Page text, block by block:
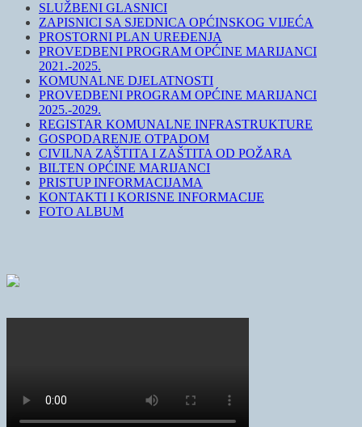
SLUŽBENI GLASNICI
ZAPISNICI SA SJEDNICA OPĆINSKOG VIJEĆA
PROSTORNI PLAN UREĐENJA
PROVEDBENI PROGRAM OPĆINE MARIJANCI
2021.-2025.
KOMUNALNE DJELATNOSTI
PROVEDBENI PROGRAM OPĆINE MARIJANCI
2025.-2029.
REGISTAR KOMUNALNE INFRASTRUKTURE
GOSPODARENJE OTPADOM
CIVILNA ZAŠTITA I ZAŠTITA OD POŽARA
BILTEN OPĆINE MARIJANCI
PRISTUP INFORMACIJAMA
KONTAKTI I KORISNE INFORMACIJE
FOTO ALBUM